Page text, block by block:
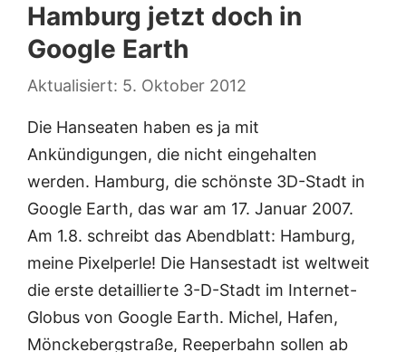
Hamburg jetzt doch in
Google Earth
5. Oktober 2012
Die Hanseaten haben es ja mit
Ankündigungen, die nicht eingehalten
werden. Hamburg, die schönste 3D-Stadt in
Google Earth, das war am 17. Januar 2007.
Am 1.8. schreibt das Abendblatt: Hamburg,
meine Pixelperle! Die Hansestadt ist weltweit
die erste detaillierte 3-D-Stadt im Internet-
Globus von Google Earth. Michel, Hafen,
Mönckebergstraße, Reeperbahn sollen ab